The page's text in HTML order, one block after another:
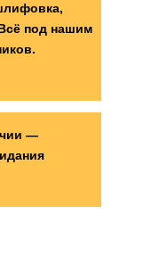
под нашим
—